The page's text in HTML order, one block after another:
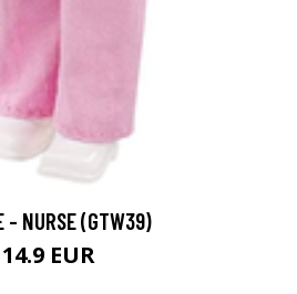
- NURSE (GTW39)
14.9 EUR